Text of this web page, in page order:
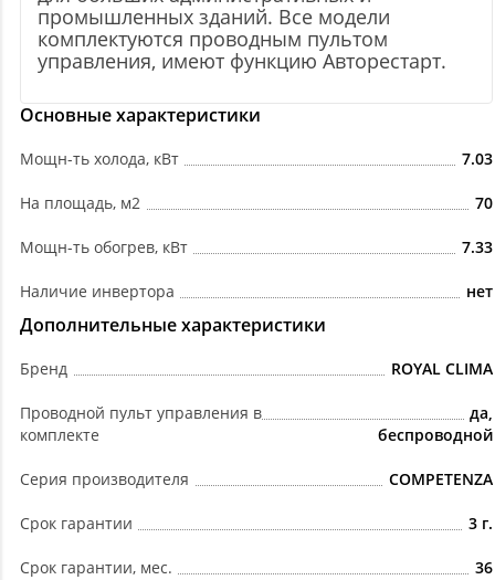
промышленных зданий. Все модели
комплектуются проводным пультом
управления, имеют функцию Авторестарт.
Основные характеристики
Мощн-ть холода, кВт 7.03
На площадь, м2 70
Мощн-ть обогрев, кВт 7.33
Наличие инвертора нет
Дополнительные характеристики
Бренд ROYAL CLIMA
Проводной пульт управления в
комплекте
да,
беспроводной
Серия производителя COMPETENZA
Срок гарантии 3 г.
Срок гарантии, мес. 36